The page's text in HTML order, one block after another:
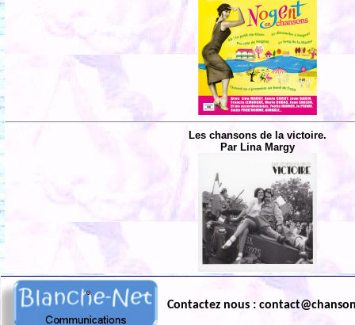
Les chansons de la victoire.
Par Lina Margy
Contactez nous :